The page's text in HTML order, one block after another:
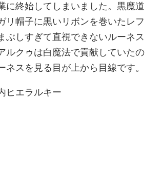
に終始してしまいました。黒魔道
リ帽子に黒いリボンを巻いたレフ
ぶしすぎて直視できないルーネス
ルクゥは白魔法で貢献していたの
ネスを見る目が上から目線です。
ヒエラルキー